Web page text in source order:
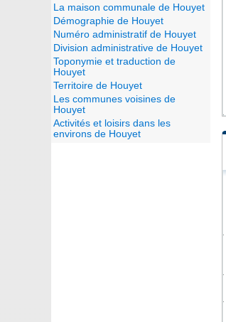
La maison communale de Houyet
Démographie de Houyet
Numéro administratif de Houyet
Division administrative de Houyet
Toponymie et traduction de
Houyet
Territoire de Houyet
Les communes voisines de
Houyet
Activités et loisirs dans les
environs de Houyet